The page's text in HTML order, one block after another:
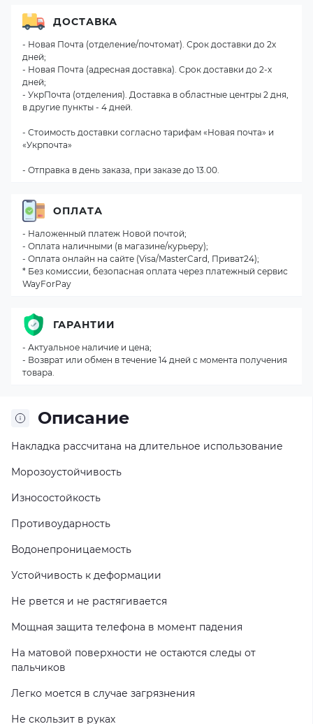
Описание
Накладка рассчитана на длительное использование
Морозоустойчивость
Износостойкость
Противоударность
Водонепроницаемость
Устойчивость к деформации
Не рвется и не растягивается
Мощная защита телефона в момент падения
На матовой поверхности не остаются следы от
пальчиков
Легко моется в случае загрязнения
Не скользит в руках
ДОСТАВКА
- Новая Почта (отделение/почтомат). Срок доставки до 2х
дней;
- Новая Почта (адресная доставка). Срок доставки до 2-х
дней;
- УкрПочта (отделения). Доставка в областные центры 2 дня,
в другие пункты - 4 дней.
- Стоимость доставки согласно тарифам «Новая почта» и
«Укрпочта»
- Отправка в день заказа, при заказе до 13.00.
ОПЛАТА
- Наложенный платеж Новой почтой;
- Оплата наличными (в магазине/курьеру);
- Оплата онлайн на сайте (Visa/MasterCard, Приват24);
* Без комиссии, безопасная оплата через платежный сервис
WayForPay
ГАРАНТИИ
- Актуальное наличие и цена;
- Возврат или обмен в течение 14 дней с момента получения
товара.